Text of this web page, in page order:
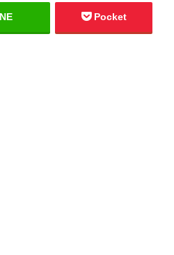
Pocket